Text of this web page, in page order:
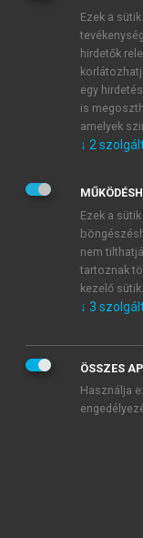
JELSZÓ ÚJRA
Kérek
Kérek
veszem és
Általános
mersz.hu
tudomásul
Ezek a
hirdetők
egy
is
amelyek
↓ 2
Ezek a
nem
tartoznak
kezelő sütik.
↓ 3
ÖSSZES
Használja